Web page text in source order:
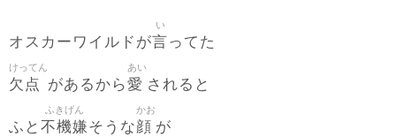
オスカーワイルドが言
い
ってた
欠点
けってん
があるから愛
あい
されると
ふと 不機嫌
ふきげん
そうな顔
かお
が